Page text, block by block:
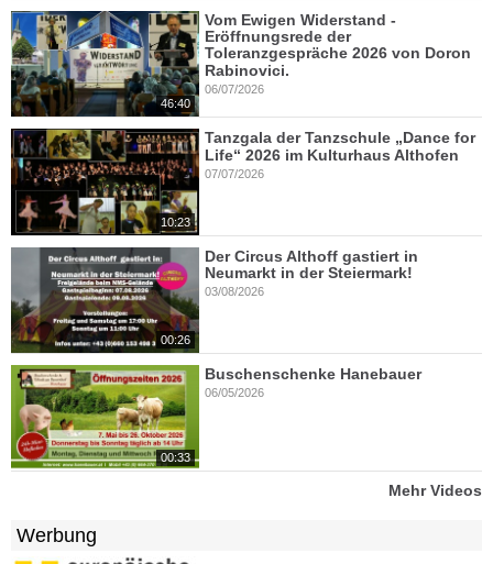
46:40
Vom Ewigen Widerstand -
Eröffnungsrede der
Toleranzgespräche 2026 von Doron
Rabinovici.
06/07/2026
10:23
Tanzgala der Tanzschule „Dance for
Life“ 2026 im Kulturhaus Althofen
07/07/2026
00:26
Der Circus Althoff gastiert in
Neumarkt in der Steiermark!
03/08/2026
00:33
Buschenschenke Hanebauer
06/05/2026
Mehr Videos
Werbung